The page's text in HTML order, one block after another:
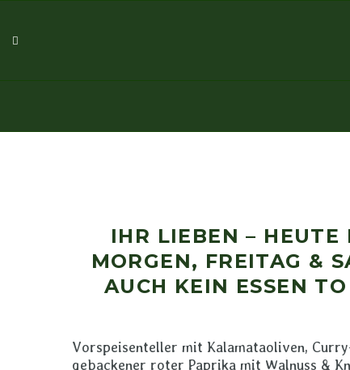
IHR LIEBEN –
MORGEN, FREITAG &
AUCH KEIN ESSEN
Vorspeisenteller mit Kalamataoliven,
gebackener roter Paprika mit Walnuss &